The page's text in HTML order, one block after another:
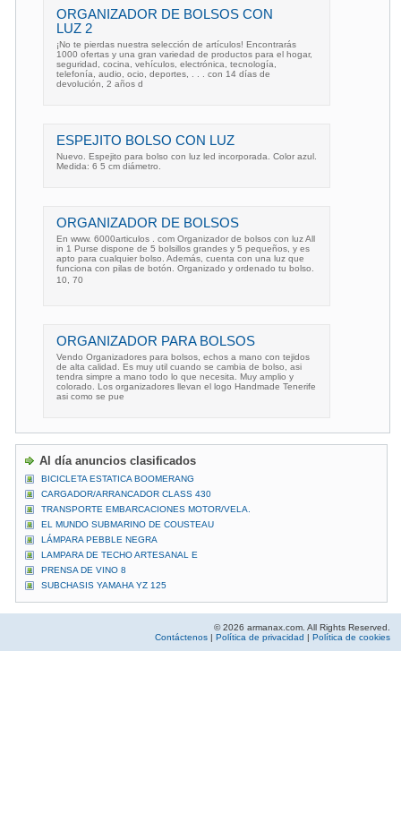
ORGANIZADOR DE BOLSOS CON
LUZ 2
¡No te pierdas nuestra selección de artículos! Encontrarás
1000 ofertas y una gran variedad de productos para el hogar,
seguridad, cocina, vehículos, electrónica, tecnología,
telefonía, audio, ocio, deportes, . . . con 14 días de
devolución, 2 años d
ESPEJITO BOLSO CON LUZ
Nuevo. Espejito para bolso con luz led incorporada. Color azul.
Medida: 6 5 cm diámetro.
ORGANIZADOR DE BOLSOS
En www. 6000articulos . com Organizador de bolsos con luz All
in 1 Purse dispone de 5 bolsillos grandes y 5 pequeños, y es
apto para cualquier bolso. Además, cuenta con una luz que
funciona con pilas de botón. Organizado y ordenado tu bolso.
10, 70 
ORGANIZADOR PARA BOLSOS
Vendo Organizadores para bolsos, echos a mano con tejidos
de alta calidad. Es muy util cuando se cambia de bolso, asi
tendra simpre a mano todo lo que necesita. Muy amplio y
colorado. Los organizadores llevan el logo Handmade Tenerife
asi como se pue
Al día anuncios clasificados
BICICLETA ESTATICA BOOMERANG
CARGADOR/ARRANCADOR CLASS 430
TRANSPORTE EMBARCACIONES MOTOR/VELA.
EL MUNDO SUBMARINO DE COUSTEAU
LÁMPARA PEBBLE NEGRA
LAMPARA DE TECHO ARTESANAL E
PRENSA DE VINO 8
SUBCHASIS YAMAHA YZ 125
© 2026 armanax.com. All Rights Reserved.
Contáctenos | Política de privacidad | Política de cookies